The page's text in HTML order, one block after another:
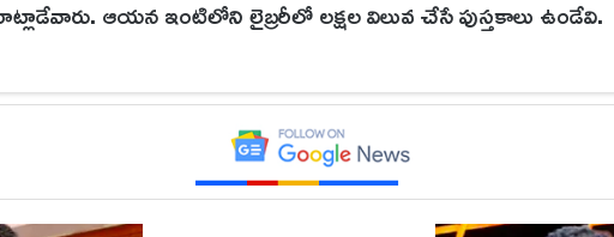
ఆయన ఇంటిలోని లైబ్రరీలో లక్షల విలువ చేసే పుస్తకాలు ఉండేవి.
స్నేహితుడు లక్ష్మీకుమార్‌రెడ్డితో కలిసి ఒక నాటక సమాజాన్ని
రాజనాల. తొలి ప్రయత్నంగా ఆత్రేయ రచించిన ఎవరు దొంగ అనే నాటకాన్ని
ఉద్యోగులకు వ్యతిరేకంగా ఉండే నాటకం కావడంతో జిల్లా కలెక్టర్‌ ఆగ్రహానికి
ప్రగతి అనే నాటకం వేశారు. అది కూడా ప్రభుత్వ ఉద్యోగులకు